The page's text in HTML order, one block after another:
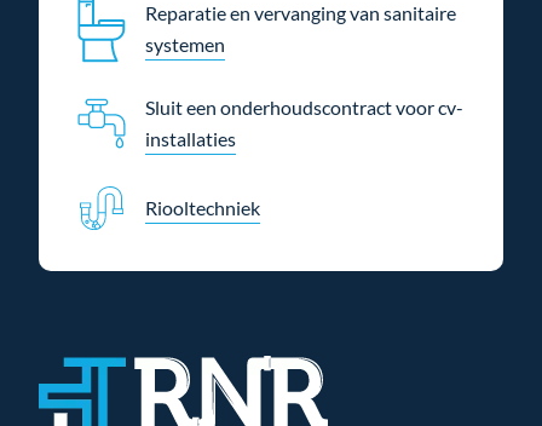
Reparatie en vervanging van sanitaire
systemen
Sluit een onderhoudscontract voor cv-
installaties
Riooltechniek